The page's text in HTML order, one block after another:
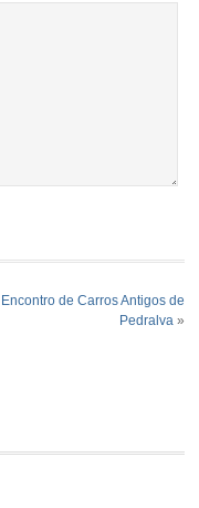
I Encontro de Carros Antigos de
Pedralva»